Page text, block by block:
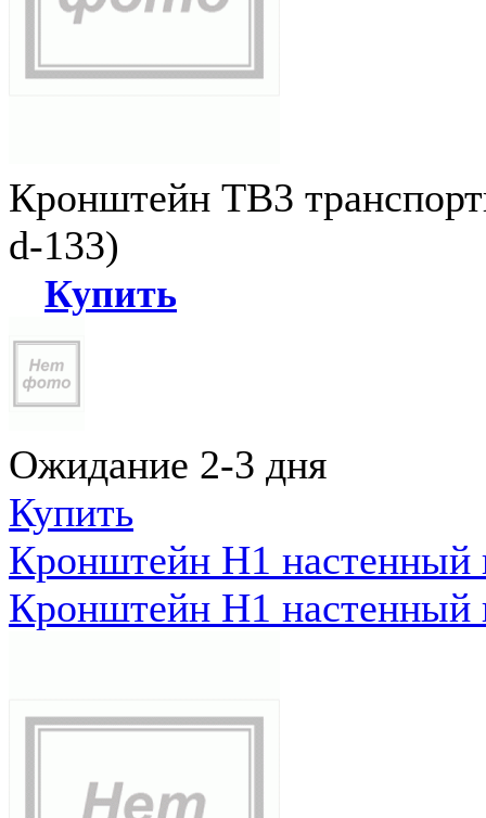
Кронштейн ТВ3
d-133)
Купить
Ожидание 2-3 дня
Купить
Кронштейн Н1
Кронштейн Н1